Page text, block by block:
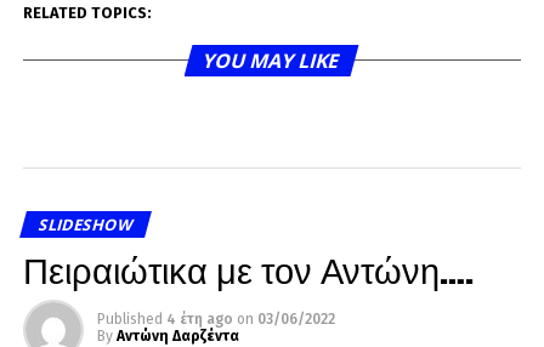
RELATED TOPICS:
YOU MAY LIKE
SLIDESHOW
Πειραιώτικα με τον Αντώνη….
Published 4 έτη ago on 03/06/2022
By Αντώνη Δαρζέντα